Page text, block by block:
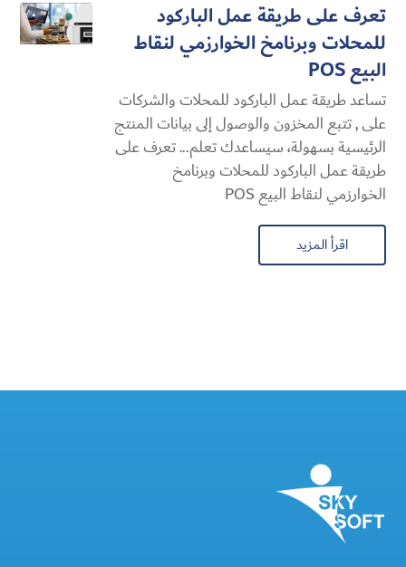
تعرف على طريقة عمل الباركود
للمحلات وبرنامخ الخوارزمي لنقاط
البيع POS
تساعد طريقة عمل الباركود للمحلات والشركات
على , تتبع المخزون والوصول إلى بيانات المنتج
الرئيسية بسهولة، سيساعدك تعلم... تعرف على
طريقة عمل الباركود للمحلات وبرنامخ
الخوارزمي لنقاط البيع POS
اقرأ المزيد